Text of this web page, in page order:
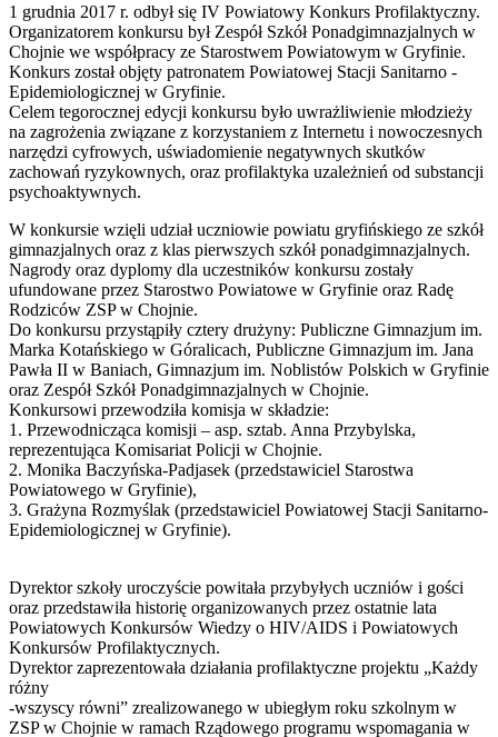
1 grudnia 2017 r. odbył się IV Powiatowy Konkurs Profilaktyczny.
Organizatorem konkursu był Zespół Szkół Ponadgimnazjalnych w
Chojnie we współpracy ze Starostwem Powiatowym w Gryfinie.
Konkurs został objęty patronatem Powiatowej Stacji Sanitarno -
Epidemiologicznej w Gryfinie.
Celem tegorocznej edycji konkursu było uwrażliwienie młodzieży
na zagrożenia związane z korzystaniem z Internetu i nowoczesnych
narzędzi cyfrowych, uświadomienie negatywnych skutków
zachowań ryzykownych, oraz profilaktyka uzależnień od substancji
psychoaktywnych.
W konkursie wzięli udział uczniowie powiatu gryfińskiego ze szkół
gimnazjalnych oraz z klas pierwszych szkół ponadgimnazjalnych.
Nagrody oraz dyplomy dla uczestników konkursu zostały
ufundowane przez Starostwo Powiatowe w Gryfinie oraz Radę
Rodziców ZSP w Chojnie.
Do konkursu przystąpiły cztery drużyny: Publiczne Gimnazjum im.
Marka Kotańskiego w Góralicach, Publiczne Gimnazjum im. Jana
Pawła II w Baniach, Gimnazjum im. Noblistów Polskich w Gryfinie
oraz Zespół Szkół Ponadgimnazjalnych w Chojnie.
Konkursowi przewodziła komisja w składzie:
1. Przewodnicząca komisji – asp. sztab. Anna Przybylska,
reprezentująca Komisariat Policji w Chojnie.
2. Monika Baczyńska-Padjasek (przedstawiciel Starostwa
Powiatowego w Gryfinie),
3. Grażyna Rozmyślak (przedstawiciel Powiatowej Stacji Sanitarno-
Epidemiologicznej w Gryfinie).
Dyrektor szkoły uroczyście powitała przybyłych uczniów i gości
oraz przedstawiła historię organizowanych przez ostatnie lata
Powiatowych Konkursów Wiedzy o HIV/AIDS i Powiatowych
Konkursów Profilaktycznych.
Dyrektor zaprezentowała działania profilaktyczne projektu „Każdy
różny
-wszyscy równi” zrealizowanego w ubiegłym roku szkolnym w
ZSP w Chojnie w ramach Rządowego programu wspomagania w